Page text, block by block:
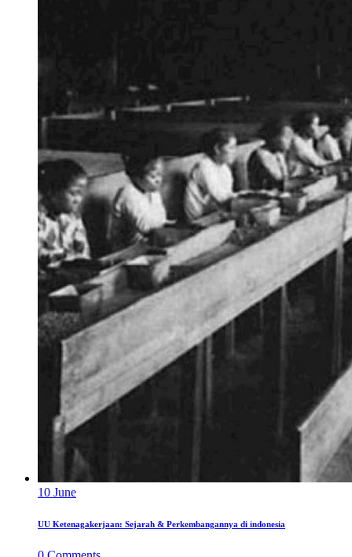
10 June
UU Ketenagakerjaan: Sejarah & Perkembangannya di indonesia